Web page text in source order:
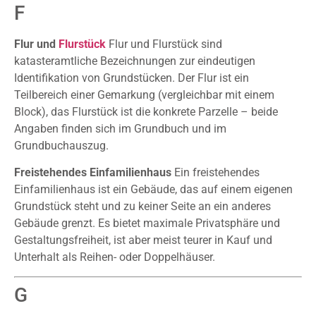
F
Flur und Flurstück Flur und Flurstück sind
katasteramtliche Bezeichnungen zur eindeutigen
Identifikation von Grundstücken. Der Flur ist ein
Teilbereich einer Gemarkung (vergleichbar mit einem
Block), das Flurstück ist die konkrete Parzelle – beide
Angaben finden sich im Grundbuch und im
Grundbuchauszug.
Freistehendes Einfamilienhaus Ein freistehendes
Einfamilienhaus ist ein Gebäude, das auf einem eigenen
Grundstück steht und zu keiner Seite an ein anderes
Gebäude grenzt. Es bietet maximale Privatsphäre und
Gestaltungsfreiheit, ist aber meist teurer in Kauf und
Unterhalt als Reihen- oder Doppelhäuser.
G